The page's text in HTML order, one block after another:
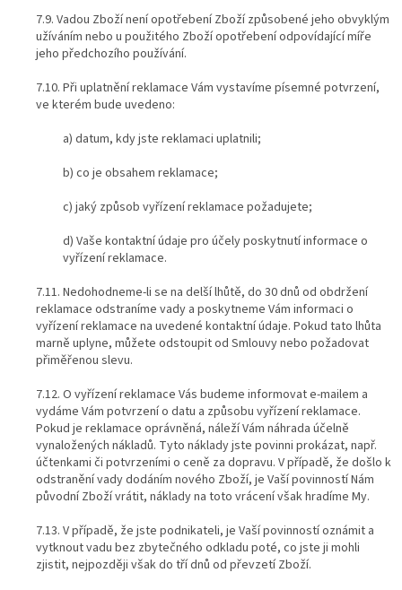
7.9. Vadou Zboží není opotřebení Zboží způsobené jeho obvyklým
užíváním nebo u použitého Zboží opotřebení odpovídající míře
jeho předchozího používání.
7.10. Při uplatnění reklamace Vám vystavíme písemné potvrzení,
ve kterém bude uvedeno:
a) datum, kdy jste reklamaci uplatnili;
b) co je obsahem reklamace;
c) jaký způsob vyřízení reklamace požadujete;
d) Vaše kontaktní údaje pro účely poskytnutí informace o
vyřízení reklamace.
7.11. Nedohodneme-li se na delší lhůtě, do 30 dnů od obdržení
reklamace odstraníme vady a poskytneme Vám informaci o
vyřízení reklamace na uvedené kontaktní údaje. Pokud tato lhůta
marně uplyne, můžete odstoupit od Smlouvy nebo požadovat
přiměřenou slevu.
7.12. O vyřízení reklamace Vás budeme informovat e-mailem a
vydáme Vám potvrzení o datu a způsobu vyřízení reklamace.
Pokud je reklamace oprávněná, náleží Vám náhrada účelně
vynaložených nákladů. Tyto náklady jste povinni prokázat, např.
účtenkami či potvrzeními o ceně za dopravu. V případě, že došlo k
odstranění vady dodáním nového Zboží, je Vaší povinností Nám
původní Zboží vrátit, náklady na toto vrácení však hradíme My.
7.13. V případě, že jste podnikateli, je Vaší povinností oznámit a
vytknout vadu bez zbytečného odkladu poté, co jste ji mohli
zjistit, nejpozději však do tří dnů od převzetí Zboží.